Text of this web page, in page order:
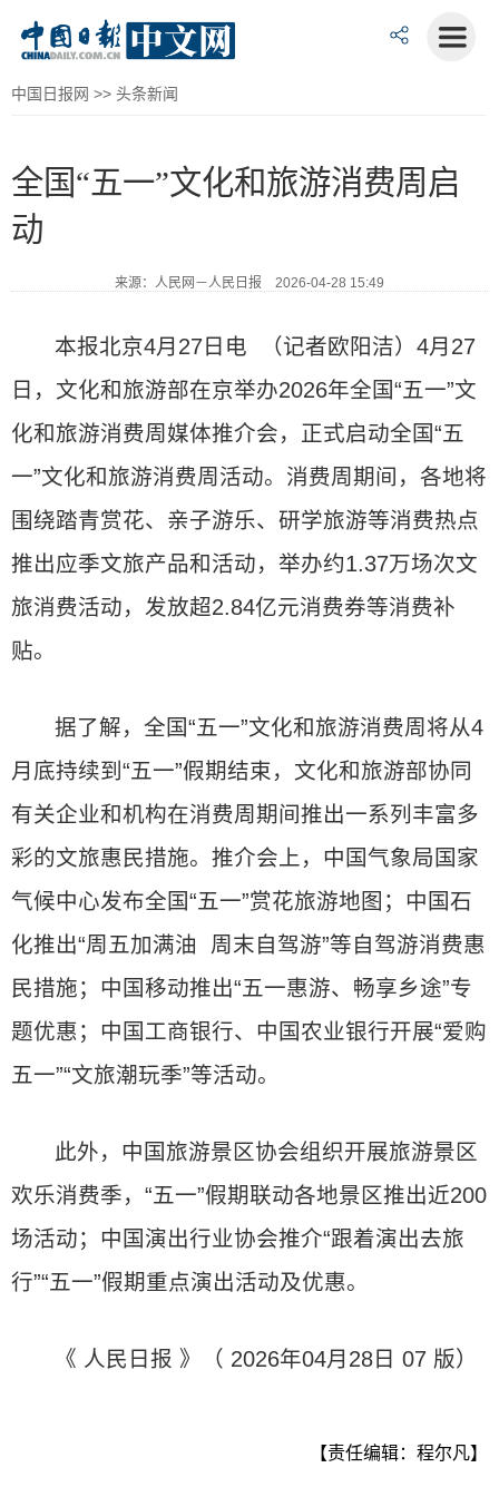
中国日报网 >> 头条新闻
全国“五一”文化和旅游消费周启
动
来源：人民网－人民日报 2026-04-28 15:49
本报北京4月27日电 （记者欧阳洁）4月27
日，文化和旅游部在京举办2026年全国“五一”文
化和旅游消费周媒体推介会，正式启动全国“五
一”文化和旅游消费周活动。消费周期间，各地将
围绕踏青赏花、亲子游乐、研学旅游等消费热点
推出应季文旅产品和活动，举办约1.37万场次文
旅消费活动，发放超2.84亿元消费券等消费补
贴。
据了解，全国“五一”文化和旅游消费周将从4
月底持续到“五一”假期结束，文化和旅游部协同
有关企业和机构在消费周期间推出一系列丰富多
彩的文旅惠民措施。推介会上，中国气象局国家
气候中心发布全国“五一”赏花旅游地图；中国石
化推出“周五加满油 周末自驾游”等自驾游消费惠
民措施；中国移动推出“五一惠游、畅享乡途”专
题优惠；中国工商银行、中国农业银行开展“爱购
五一”“文旅潮玩季”等活动。
此外，中国旅游景区协会组织开展旅游景区
欢乐消费季，“五一”假期联动各地景区推出近200
场活动；中国演出行业协会推介“跟着演出去旅
行”“五一”假期重点演出活动及优惠。
《 人民日报 》（ 2026年04月28日 07 版）
【责任编辑：程尔凡】